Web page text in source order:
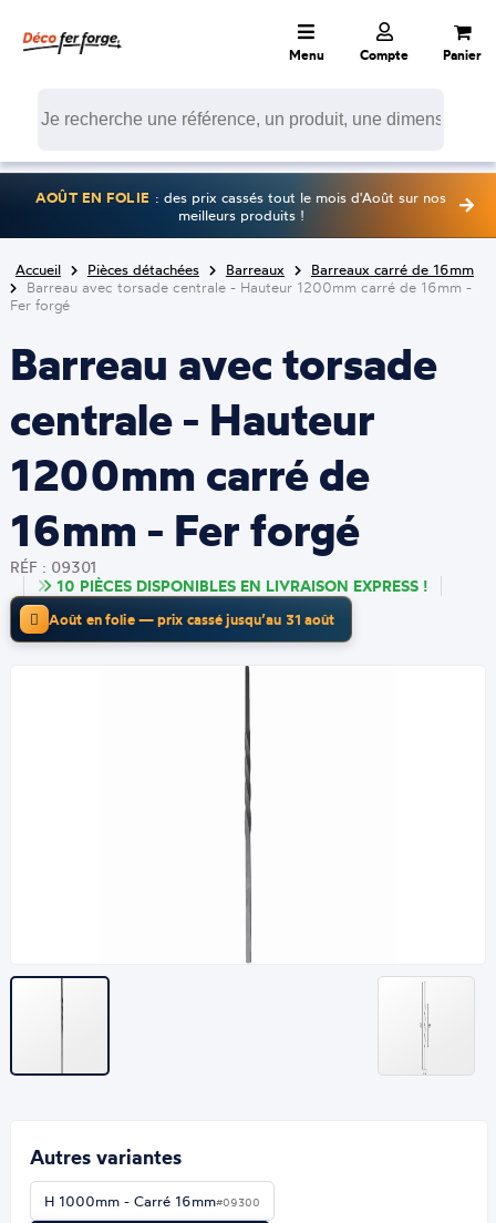
Menu Compte Panier
AOÛT EN FOLIE : des prix cassés tout le mois d'Août sur nos
meilleurs produits !
Accueil Pièces détachées Barreaux
Barreaux carré de 16mm
Barreau avec torsade centrale - Hauteur 1200mm carré de 16mm -
Fer forgé
Barreau avec torsade
centrale - Hauteur
1200mm carré de
16mm - Fer forgé
RÉF : 09301
10 PIÈCES DISPONIBLES EN LIVRAISON EXPRESS !
Août en folie — prix cassé jusqu’au 31 août
Autres variantes
H 1000mm - Carré 16mm#09300